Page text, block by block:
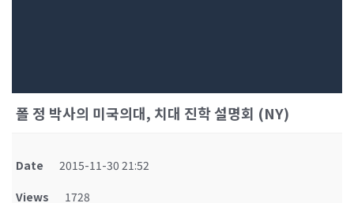
폴 정 박사의 미국의대, 치대 진학 설명회 (NY)
Date
2015-11-30 21:52
Views
1728